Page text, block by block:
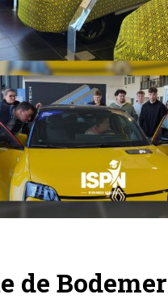
de Bodemer